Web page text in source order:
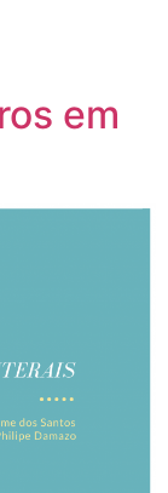
em